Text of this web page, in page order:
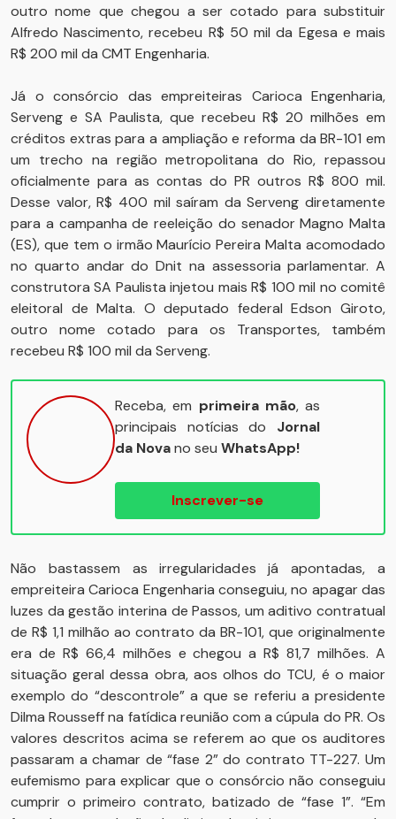
outro nome que chegou a ser cotado para substituir
Alfredo Nascimento, recebeu R$ 50 mil da Egesa e mais
R$ 200 mil da CMT Engenharia.
Já o consórcio das empreiteiras Carioca Engenharia,
Serveng e SA Paulista, que recebeu R$ 20 milhões em
créditos extras para a ampliação e reforma da BR-101 em
um trecho na região metropolitana do Rio, repassou
oficialmente para as contas do PR outros R$ 800 mil.
Desse valor, R$ 400 mil saíram da Serveng diretamente
para a campanha de reeleição do senador Magno Malta
(ES), que tem o irmão Maurício Pereira Malta acomodado
no quarto andar do Dnit na assessoria parlamentar. A
construtora SA Paulista injetou mais R$ 100 mil no comitê
eleitoral de Malta. O deputado federal Edson Giroto,
outro nome cotado para os Transportes, também
recebeu R$ 100 mil da Serveng.
Receba, em primeira mão, as
principais notícias do Jornal
da Novano seu WhatsApp!
Inscrever-se
Não bastassem as irregularidades já apontadas, a
empreiteira Carioca Engenharia conseguiu, no apagar das
luzes da gestão interina de Passos, um aditivo contratual
de R$ 1,1 milhão ao contrato da BR-101, que originalmente
era de R$ 66,4 milhões e chegou a R$ 81,7 milhões. A
situação geral dessa obra, aos olhos do TCU, é o maior
exemplo do “descontrole” a que se referiu a presidente
Dilma Rousseff na fatídica reunião com a cúpula do PR. Os
valores descritos acima se referem ao que os auditores
passaram a chamar de “fase 2” do contrato TT-227. Um
eufemismo para explicar que o consórcio não conseguiu
cumprir o primeiro contrato, batizado de “fase 1”. “Em